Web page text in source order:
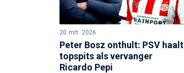
20 mrt. 2026
Peter Bosz onthult: PSV haalt
topspits als vervanger
Ricardo Pepi